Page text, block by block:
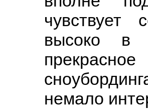
высоко в
немало